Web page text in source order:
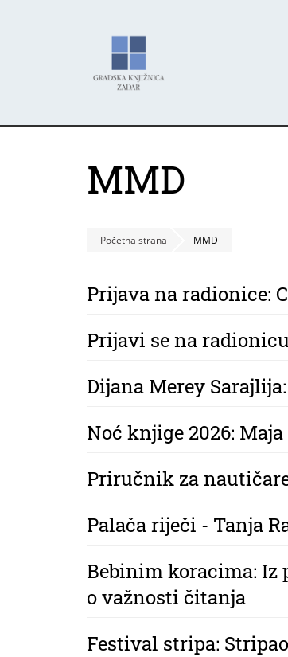
MMD
Početna strana MMD
Prijava na radionice:
Prijavi se na
Dijana Merey
Noć knjige 2026:
Priručnik za
Palača riječi - Tanja
Bebinim koracima: Iz
o važnosti čitanja
Festival stripa: